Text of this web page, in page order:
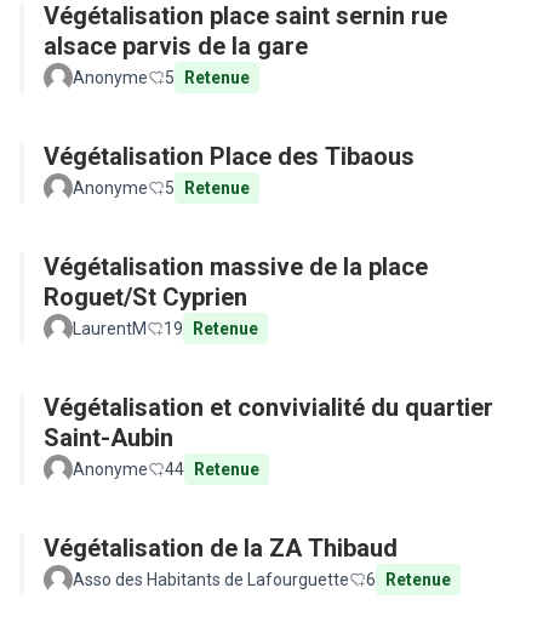
Végétalisation place saint sernin rue
alsace parvis de la gare
Anonyme 5 Retenue
Végétalisation Place des Tibaous
Anonyme 5 Retenue
Végétalisation massive de la place
Roguet/St Cyprien
LaurentM 19 Retenue
Végétalisation et convivialité du quartier
Saint-Aubin
Anonyme 44 Retenue
Végétalisation de la ZA Thibaud
Asso des Habitants de Lafourguette 6 Retenue